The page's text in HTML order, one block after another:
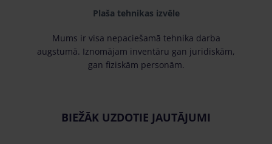
Plaša tehnikas izvēle
Mums ir visa nepaciešamā tehnika darba
augstumā. Iznomājam inventāru gan juridiskām,
gan fiziskām personām.
BIEŽĀK UZDOTIE JAUTĀJUMI